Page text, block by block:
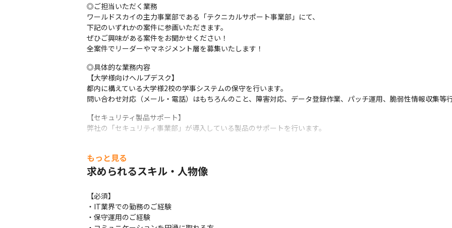
◎ご担当いただく業務
ワールドスカイの主力事業部である「テクニカルサポート事業部」にて、
下記のいずれかの案件に参画いただきます。
ぜひご興味がある案件をお聞かせください！
全案件でリーダーやマネジメント層を募集いたします！
◎具体的な業務内容
【大学様向けヘルプデスク】
都内に構えている大学様2校の学事システムの保守を行います。
問い合わせ対応（メール・電話）はもちろんのこと、障害対応、データ登録作業、パッチ運用、脆弱性情報収集等行
【セキュリティ製品サポート】
弊社の「セキュリティ事業部」が導入している製品のサポートを行います。
飲食店様や金融会社様など約50社のシステム運用・監視に対応しています。
バックアップ運用は勿論のこと、障害対応、月次報告、作業代行を行います。
外資系製薬会社様のPCキッティングがメインです。
新規・故障時の先出センドバック対応も行います。
マスター作成、保管在庫管理、出荷/回収対応、クリーニングや動作確認等も実施します。
もっと見る
求められるスキル・人物像
【必須】
・IT業界での勤務のご経験
・保守運用のご経験